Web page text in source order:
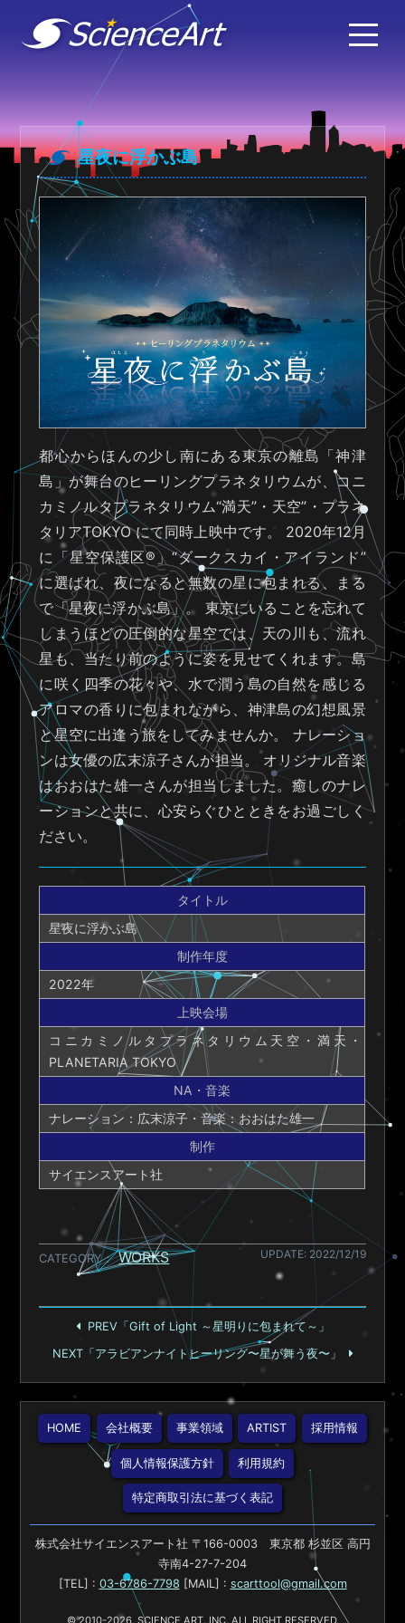
星夜に浮かぶ島
都心からほんの少し南にある東京の離島「神津
島」が舞台のヒーリングプラネタリウムが、コニ
カミノルタプラネタリウム“満天”・天空”・プラネ
タリアTOKYO にて同時上映中です。 2020年12月
に「星空保護区®」“ダークスカイ・アイランド”
に選ばれ、夜になると無数の星に包まれる、まる
で「星夜に浮かぶ島」。 東京にいることを忘れて
しまうほどの圧倒的な星空では、天の川も、流れ
星も、当たり前のように姿を見せてくれます。島
に咲く四季の花々や、水で潤う島の自然を感じる
アロマの香りに包まれながら、神津島の幻想風景
と星空に出逢う旅をしてみませんか。 ナレーショ
ンは女優の広末涼子さんが担当。 オリジナル音楽
はおおはた雄一さんが担当しました。癒しのナレ
ーションと共に、心安らぐひとときをお過ごしく
ださい。
タイトル
星夜に浮かぶ島
制作年度
2022年
上映会場
コニカミノルタプラネタリウム天空・満天・
PLANETARIA TOKYO
NA・音楽
ナレーション：広末涼子・音楽：おおはた雄一
制作
サイエンスアート社
CATEGORY WORKS UPDATE: 2022/12/19
PREV「Gift of Light ～星明りに包まれて～」
NEXT「アラビアンナイトヒーリング〜星が舞う夜〜」
HOME 会社概要 事業領域 ARTIST 採用情報
個人情報保護方針 利用規約
特定商取引法に基づく表記
株式会社サイエンスアート社 〒166-0003 東京都 杉並区 高円
寺南4-27-7-204
[TEL] : 03-6786-7798 [MAIL] : scarttool@gmail.com